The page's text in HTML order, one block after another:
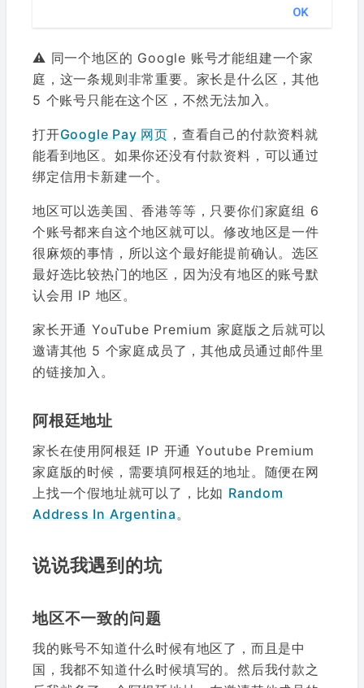
⚠️ 同一个地区的 Google 账号才能组建一个家
庭，这一条规则非常重要。家长是什么区，其他
5 个账号只能在这个区，不然无法加入。
打开Google Pay 网页 ，查看自己的付款资料就
能看到地区。如果你还没有付款资料，可以通过
绑定信用卡新建一个。
地区可以选美国、香港等等，只要你们家庭组 6
个账号都来自这个地区就可以。修改地区是一件
很麻烦的事情，所以这个最好能提前确认。选区
最好选比较热门的地区，因为没有地区的账号默
认会用 IP 地区。
家长开通 YouTube Premium 家庭版之后就可以
邀请其他 5 个家庭成员了，其他成员通过邮件里
的链接加入。
阿根廷地址
家长在使用阿根廷 IP 开通 Youtube Premium
家庭版的时候，需要填阿根廷的地址。随便在网
上找一个假地址就可以了，比如Random
Address In Argentina。
说说我遇到的坑
地区不一致的问题
我的账号不知道什么时候有地区了，而且是中
国，我都不知道什么时候填写的。然后我付款之